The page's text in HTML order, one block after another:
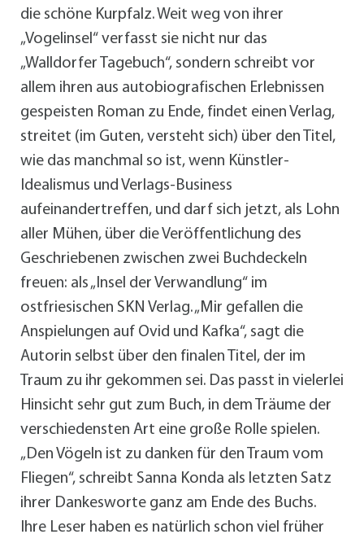
die schöne Kurpfalz. Weit weg von ihrer
„Vogelinsel“ verfasst sie nicht nur das
„Walldorfer Tagebuch“, sondern schreibt vor
allem ihren aus autobiografischen Erlebnissen
gespeisten Roman zu Ende, findet einen Verlag,
streitet (im Guten, versteht sich) über den Titel,
wie das manchmal so ist, wenn Künstler-
Idealismus und Verlags-Business
aufeinandertreffen, und darf sich jetzt, als Lohn
aller Mühen, über die Veröffentlichung des
Geschriebenen zwischen zwei Buchdeckeln
freuen: als „Insel der Verwandlung“ im
ostfriesischen SKN Verlag. „Mir gefallen die
Anspielungen auf Ovid und Kafka“, sagt die
Autorin selbst über den finalen Titel, der im
Traum zu ihr gekommen sei. Das passt in vielerlei
Hinsicht sehr gut zum Buch, in dem Träume der
verschiedensten Art eine große Rolle spielen.
„Den Vögeln ist zu danken für den Traum vom
Fliegen“, schreibt Sanna Konda als letzten Satz
ihrer Dankesworte ganz am Ende des Buchs.
Ihre Leser haben es natürlich schon viel früher